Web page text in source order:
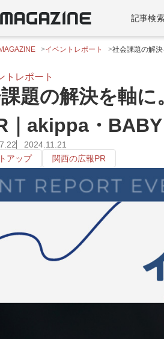
記事検
イベントレポート 社会課題の解
トレポート
題の解決を軸
｜akippa・
2024.11.21
アップ
関西の広報PR